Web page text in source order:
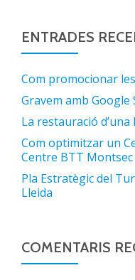
ENTRADES
Com promocionar
Gravem amb
La restauració
Com optimitzar un
Centre BTT
Pla Estratègic del
Lleida
COMENTARIS